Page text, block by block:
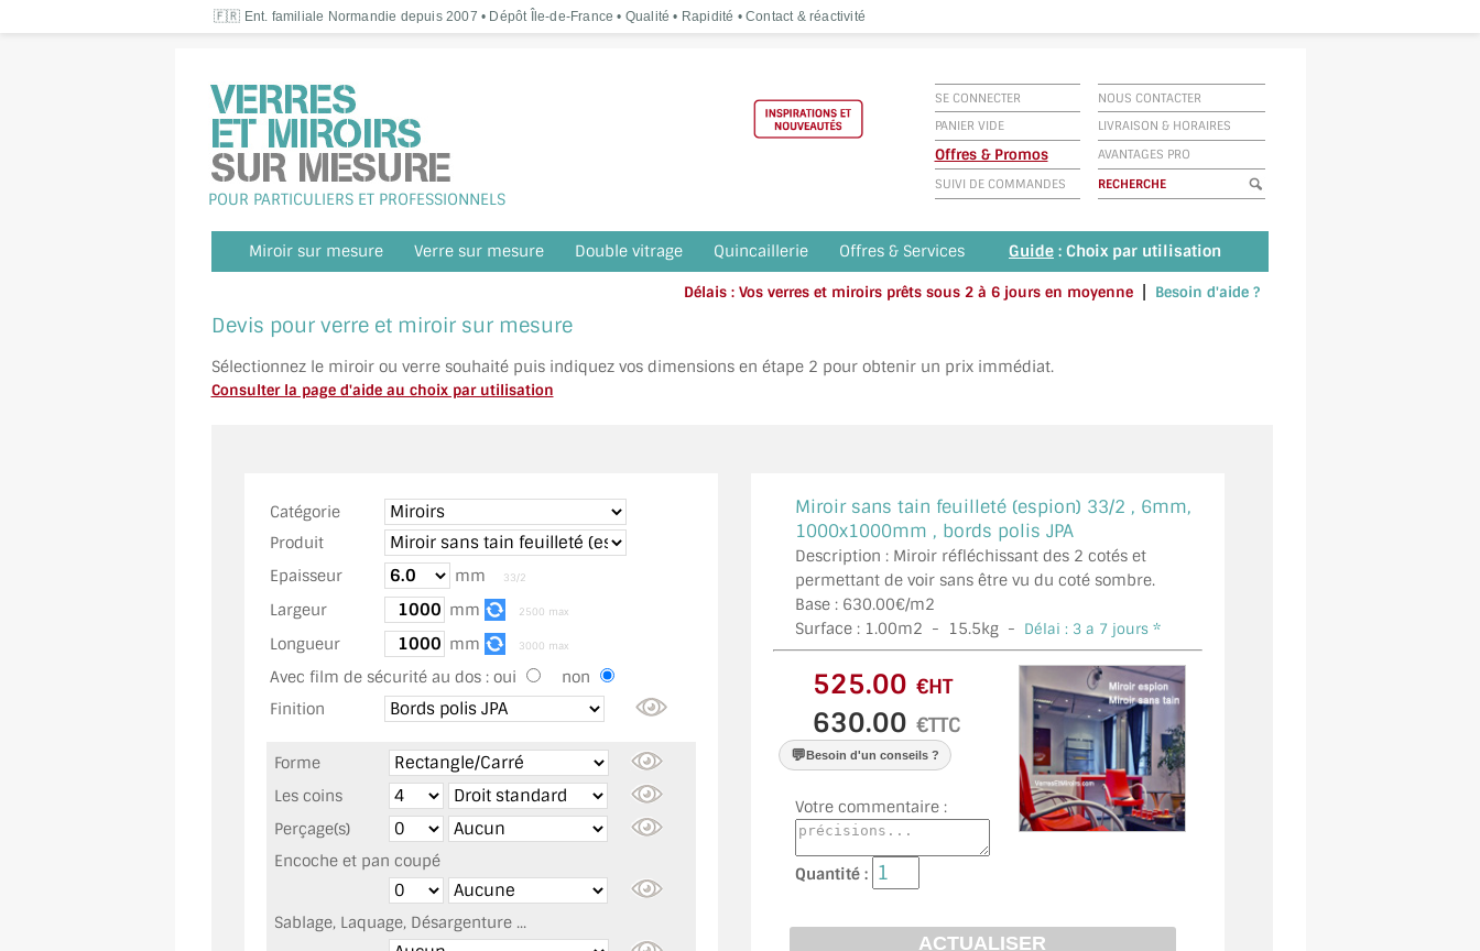
🇫🇷 Ent. familiale Normandie depuis 2007 • Dépôt Île-de-France • Qualité • Rapidité • Contact & réactivité
POUR PARTICULIERS ET PROFESSIONNELS
SE CONNECTER
NOUS CONTACTER
PANIER VIDE
LIVRAISON & HORAIRES
Offres & Promos
AVANTAGES PRO
SUIVI DE COMMANDES
Miroir sur mesure Verre sur mesure Double vitrage Quincaillerie Offres & Services Guide : Choix par utilisation
Délais : Vos verres et miroirs prêts sous 2 à 6 jours en moyenne| Besoin d'aide ?
Devis pour verre et miroir sur mesure
Sélectionnez le miroir ou verre souhaité puis indiquez vos dimensions en étape 2 pour obtenir un prix immédiat.
Consulter la page d'aide au choix par utilisation
Catégorie
Produit
Epaisseur
mm 33/2
Largeur mm 2500 max
Longueur mm 3000 max
Avec film de sécurité au dos : oui
non
Finition
Forme
Les coins
Perçage(s)
Encoche et pan coupé
Sablage, Laquage, Désargenture ...
Miroir sans tain feuilleté (espion) 33/2 , 6mm,
1000x1000mm , bords polis JPA
Description : Miroir réfléchissant des 2 cotés et
permettant de voir sans être vu du coté sombre.
Base : 630.00€/m2
Surface : 1.00m2 - 15.5kg - Délai : 3 a 7 jours *
€HT
€TTC
💬Besoin d'un conseils ?
Votre commentaire :
Quantité :